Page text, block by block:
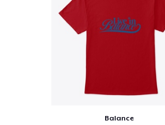
Balance